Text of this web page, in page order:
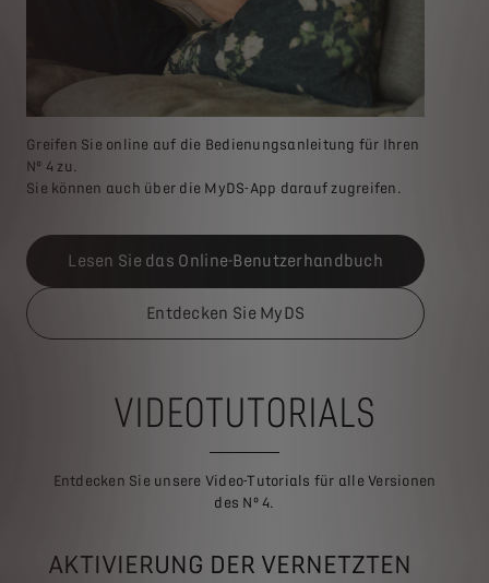
Greifen Sie online auf die Bedienungsanleitung für Ihren
Nº 4 zu.
Sie können auch über die MyDS-App darauf zugreifen.
Lesen Sie das Online-Benutzerhandbuch
Entdecken Sie MyDS
VIDEOTUTORIALS
Entdecken Sie unsere Video-Tutorials für alle Versionen
des Nº 4.
AKTIVIERUNG DER VERNETZTEN